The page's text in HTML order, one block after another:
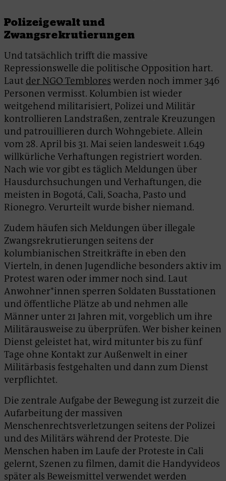
Polizeigewalt und
Zwangsrekrutierungen
Und tatsächlich trifft die massive
Repressionswelle die politische Opposition hart.
Laut der NGO Temblores werden noch immer 346
Personen vermisst. Kolumbien ist wieder
weitgehend militarisiert, Polizei und Militär
kontrollieren Landstraßen, zentrale Kreuzungen
und patrouillieren durch Wohngebiete. Allein
vom 28. April bis 31. Mai seien landesweit 1.649
willkürliche Verhaftungen registriert worden.
Nach wie vor gibt es täglich Meldungen über
Hausdurchsuchungen und Verhaftungen, die
meisten in Bogotá, Cali, Soacha, Pasto und
Rionegro. Verurteilt wurde bisher niemand.
Zudem häufen sich Meldungen über illegale
Zwangsrekrutierungen seitens der
kolumbianischen Streitkräfte in eben den
Vierteln, in denen Jugendliche besonders aktiv im
Protest waren oder immer noch sind. Laut
Anwohner*innen sperren Soldaten Busstationen
und öffentliche Plätze ab und nehmen alle
Männer unter 21 Jahren mit, vorgeblich um ihre
Militärausweise zu überprüfen. Wer bisher keinen
Dienst geleistet hat, wird mitunter bis zu fünf
Tage ohne Kontakt zur Außenwelt in einer
Militärbasis festgehalten und dann zum Dienst
verpflichtet.
Die zentrale Aufgabe der Bewegung ist zurzeit die
Aufarbeitung der massiven
Menschenrechtsverletzungen seitens der Polizei
und des Militärs während der Proteste. Die
Menschen haben im Laufe der Proteste in Cali
gelernt, Szenen zu filmen, damit die Handyvideos
später als Beweismittel verwendet werden